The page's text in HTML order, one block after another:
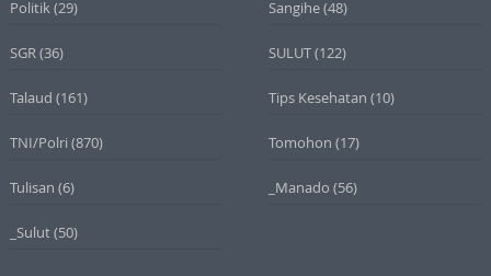
Politik(29) Sangihe(48)
SGR(36) SULUT(122)
Talaud (161) Tips Kesehatan (10)
TNI/Polri (870) Tomohon (17)
Tulisan (6) _Manado (56)
_Sulut(50)